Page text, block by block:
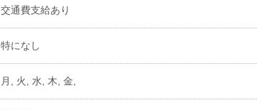
交通費支給あり
特になし
月, 火, 水, 木, 金,